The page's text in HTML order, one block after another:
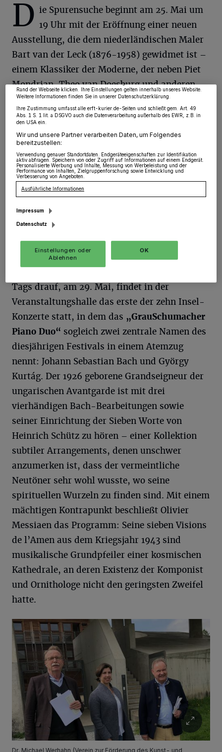
D ie Spurensuche beginnt am 25. Mai um
19 Uhr mit der Eröffnung einer neuen
Ausstellung, die dem niederländischen Maler
Bart van der Leck (1876-1958) gewidmet ist –
einem Klassiker der Moderne, der neben Piet
Mondrian, Theo van Doesburg und anderen
maßgeblich an der Entstehung des legendären
Stijl beteiligt war.
Erstmals werden die umfangreichen Bestände,
die eine der größten Van-der-Leck-Sammlung
weltweit darstellen, in einer Werkschau
zusammengeführt und in ihrer thematischen
Vielfalt präsentiert. Im Dialog mit
zeitgenössischer internationaler Kunst
verdeutlicht die Ausstellung im Siza-Pavillon
die künstlerische Relevanz und Konsequenz
des Schaffens van der Lecks.
Tags drauf, am 29. Mai, findet in der
Veranstaltungshalle das erste der zehn Insel-
Konzerte statt, in dem das „GrauSchumacher
Piano Duo“ sogleich zwei zentrale Namen des
diesjährigen Festivals in einem Atemzug
nennt: Johann Sebastian Bach und György
Kurtág. Der 1926 geborene Grandseigneur der
ungarischen Avantgarde ist mit drei
vierhändigen Bach-Bearbeitungen sowie
seiner Einrichtung der Sieben Worte von
Heinrich Schütz zu hören – einer Kollektion
subtiler Arrangements, denen unschwer
anzumerken ist, dass der vermeintliche
Neutöner sehr wohl wusste, wo seine
spirituellen Wurzeln zu finden sind. Mit einem
mächtigen Kontrapunkt beschließt Olivier
Messiaen das Programm: Seine sieben Visions
de l’Amen aus dem Kriegsjahr 1943 sind
musikalische Grundpfeiler einer kosmischen
Kathedrale, an deren Existenz der Komponist
und Ornithologe nicht den geringsten Zweifel
hatte.
Dr. Michael Werhahn (Verein zur Förderung des Kunst- und
wie Browserdaten oder eindeutige Kennungen auf Ihrem Gerät zu. Durch Auswahl
Partner verarbeiten Daten, um Ihnen Dienste bereitzustellen“ aufgeführten
Zwecke. Wenn Tracker deaktiviert sind, sind manche Inhalte und Anzeigen
möglicherweise nicht mehr so relevant für Sie. Sie können dieses Menü jederzeit
wieder aufrufen, um Ihre Einstellungen zu ändern oder Ihre Einwilligung zu
widerrufen, indem Sie auf den Link Einstellungen oder Ablehnen am unteren
Rand der Webseite klicken. Ihre Einstellungen gelten innerhalb unseres Website.
Weitere Informationen finden Sie in unserer Datenschutzerklärung.
Ihre Zustimmung umfasst alle erft-kurier.de-Seiten und schließt gem. Art. 49
Abs. 1 S. 1 lit. a DSGVO auch die Datenverarbeitung außerhalb des EWR, z.B. in
den USA ein.
Wir und unsere Partner verarbeiten Daten, um Folgendes
bereitzustellen:
Verwendung genauer Standortdaten. Endgeräteeigenschaften zur Identifikation
aktiv abfragen. Speichern von oder Zugriff auf Informationen auf einem Endgerät.
Personalisierte Werbung und Inhalte, Messung von Werbeleistung und der
Performance von Inhalten, Zielgruppenforschung sowie Entwicklung und
Verbesserung von Angeboten.
Ausführliche Informationen
Impressum
Datenschutz
Einstellungen oder
Ablehnen
OK